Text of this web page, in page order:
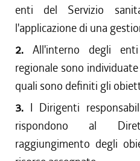
enti del Servizio
l'applicazione di una
2. All'interno degli
regionale sono
quali sono definiti gli
3. I Dirigenti
rispondono al
raggiungimento degli